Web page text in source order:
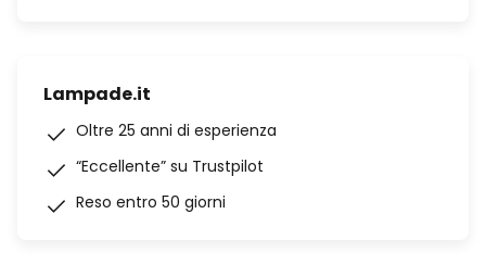
Lampade.it
Oltre 25 anni di esperienza
“Eccellente” su Trustpilot
Reso entro 50 giorni